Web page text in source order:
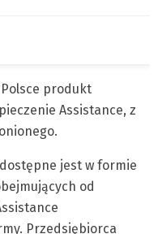
produkt
Assistance, z
jest w formie
od
Przedsiębiorca